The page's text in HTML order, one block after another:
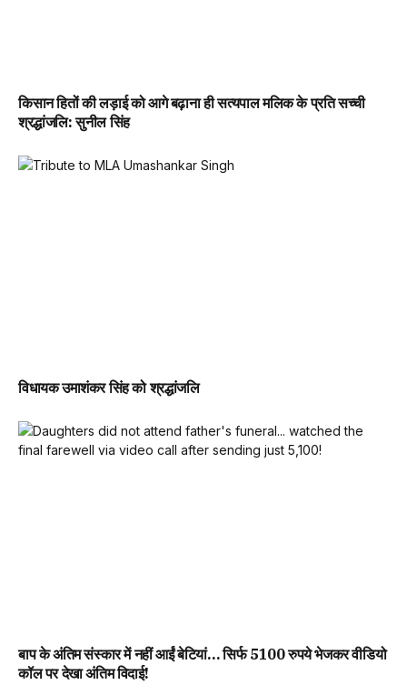
किसान हितों की लड़ाई को आगे बढ़ाना ही सत्यपाल मलिक के प्रति सच्ची
श्रद्धांजलि: सुनील सिंह
विधायक उमाशंकर सिंह को श्रद्धांजलि
बाप के अंतिम संस्कार में नहीं आईं बेटियां… सिर्फ 5100 रुपये भेजकर वीडियो
कॉल पर देखा अंतिम विदाई!